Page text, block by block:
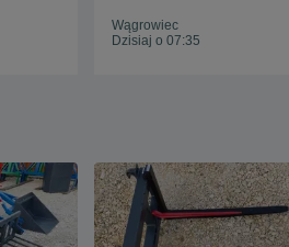
Wągrowiec
Dzisiaj o 07:35